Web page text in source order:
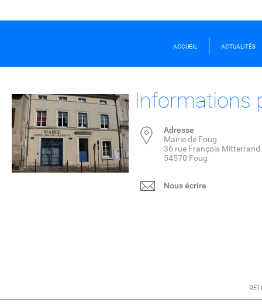
ACCUEIL ACTUALITÉS
Informations
Adresse
Mairie de Foug
36 rue François Mitterrand
54570 Foug
Nous écrire